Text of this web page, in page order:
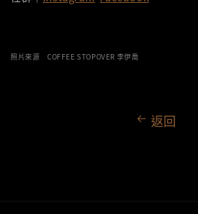
照片來源 COFFEE STOPOVER 李伊喬
返回